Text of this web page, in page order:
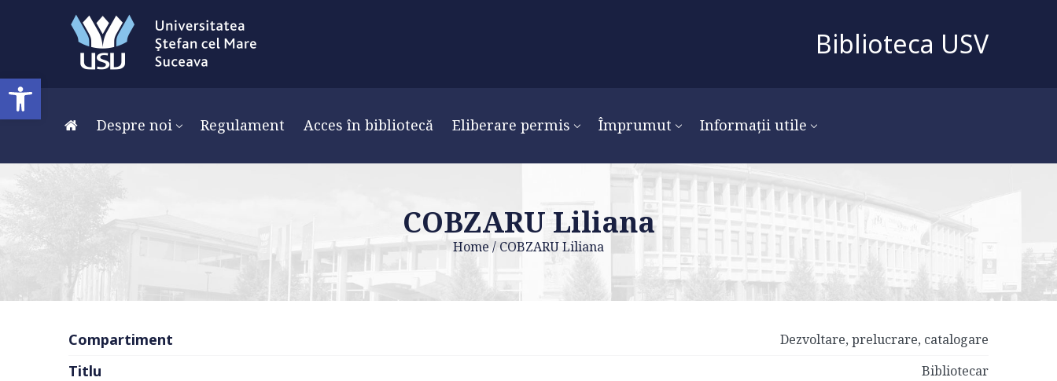
Deschide bara de unelte
Biblioteca USV
Despre noi Regulament Acces în bibliotecă Eliberare permis Împrumut Informații utile
COBZARU Liliana
Home/ COBZARU Liliana
Compartiment Dezvoltare, prelucrare, catalogare
Titlu Bibliotecar